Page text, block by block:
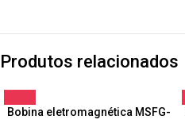
Produtos relacionados
Bobina eletromagnética MSFG-